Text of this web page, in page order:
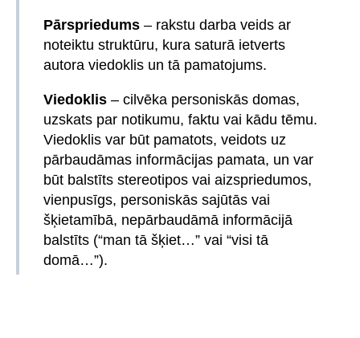
Pārspriedums – rakstu darba veids ar
noteiktu struktūru, kura saturā ietverts
autora viedoklis un tā pamatojums.
Viedoklis – cilvēka personiskās domas,
uzskats par notikumu, faktu vai kādu tēmu.
Viedoklis var būt pamatots, veidots uz
pārbaudāmas informācijas pamata, un var
būt balstīts stereotipos vai aizspriedumos,
vienpusīgs, personiskās sajūtās vai
šķietamībā, nepārbaudāmā informācijā
balstīts (“man tā šķiet…” vai “visi tā
domā…”).